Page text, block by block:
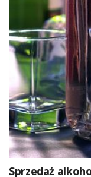
Sprzedaż